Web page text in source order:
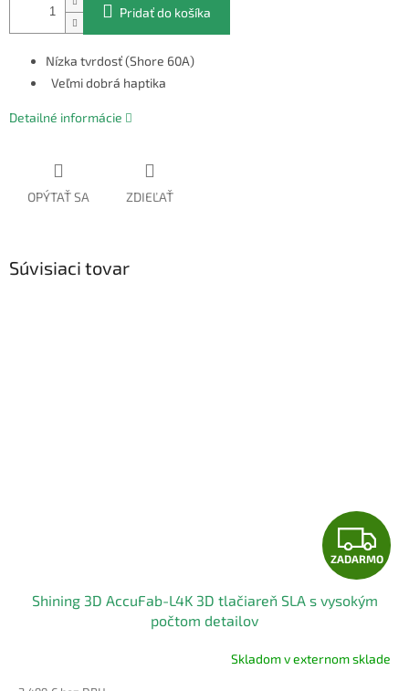
Pridať do košíka
Nízka tvrdosť (Shore 60A)
Veľmi dobrá haptika
Detailné informácie
OPÝTAŤ SA ZDIEĽAŤ
Súvisiaci tovar
Z
A
D
A
ZADARMO
Shining 3D AccuFab-L4K 3D tlačiareň SLA s vysokým
počtom detailov
Skladom v externom sklade